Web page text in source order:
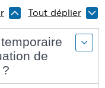
Tout déplier
de